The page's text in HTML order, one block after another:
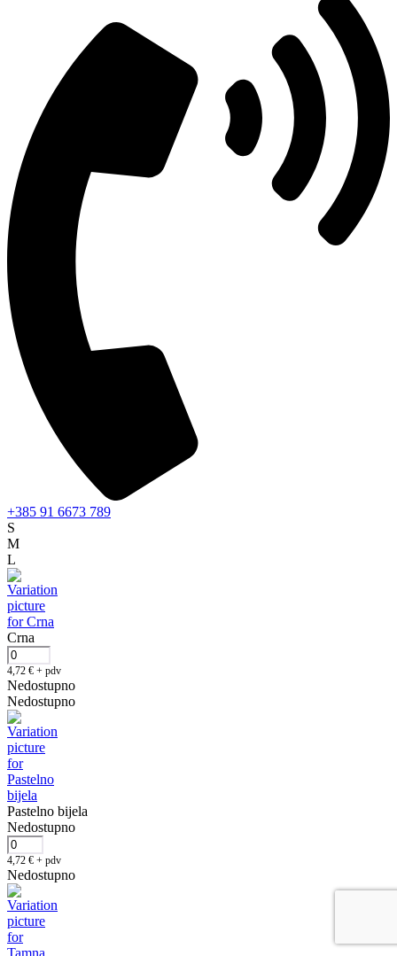
+385 91 6673 789
S
M
L
Crna
4,72 € + pdv
Nedostupno
Nedostupno
Pastelno bijela
Nedostupno
4,72 € + pdv
Nedostupno